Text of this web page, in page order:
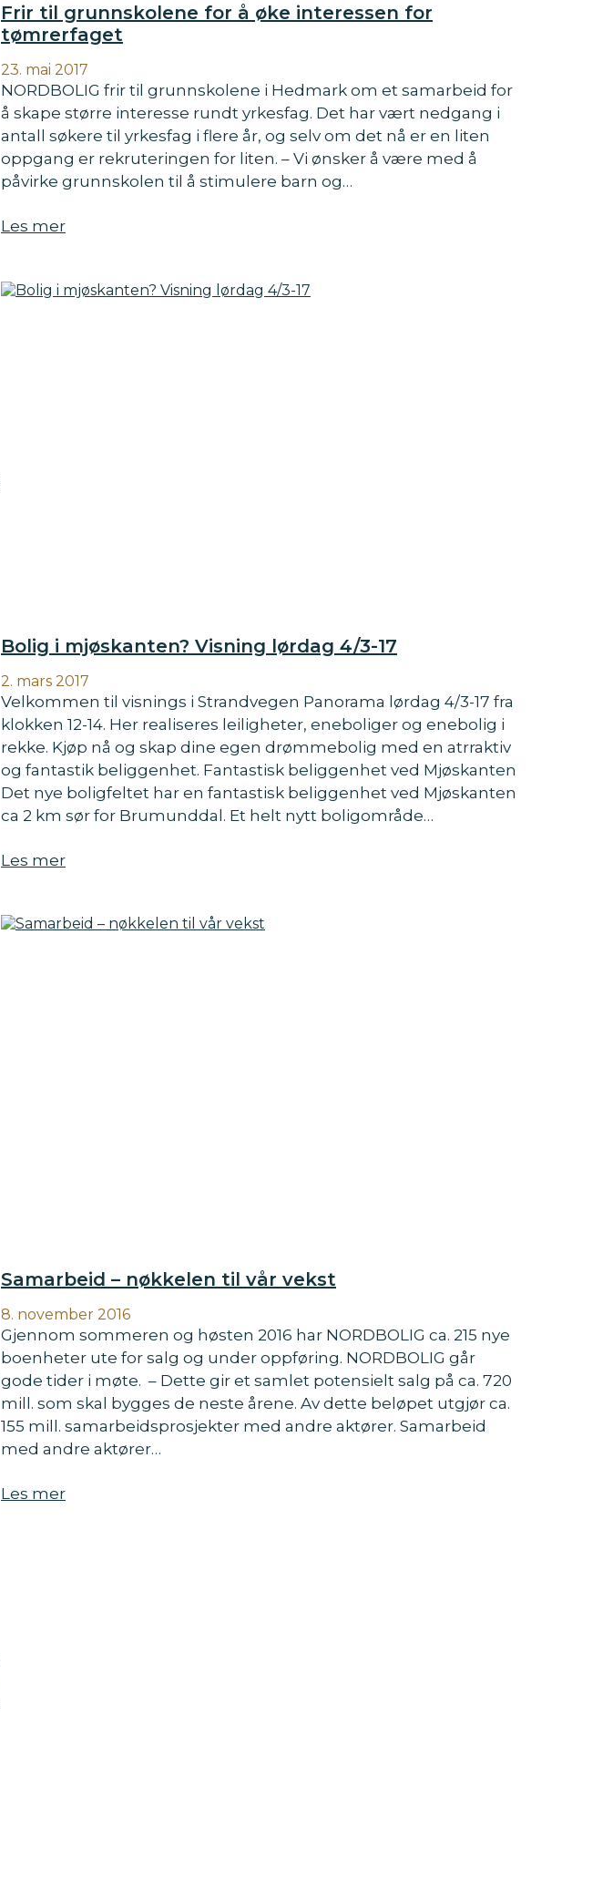
Frir til grunnskolene for å øke interessen for
tømrerfaget
23. mai 2017
NORDBOLIG frir til grunnskolene i Hedmark om et samarbeid for
å skape større interesse rundt yrkesfag. Det har vært nedgang i
antall søkere til yrkesfag i flere år, og selv om det nå er en liten
oppgang er rekruteringen for liten. – Vi ønsker å være med å
påvirke grunnskolen til å stimulere barn og…
Les mer
Bolig i mjøskanten? Visning lørdag 4/3-17
2. mars 2017
Velkommen til visnings i Strandvegen Panorama lørdag 4/3-17 fra
klokken 12-14. Her realiseres leiligheter, eneboliger og enebolig i
rekke. Kjøp nå og skap dine egen drømmebolig med en atrraktiv
og fantastik beliggenhet. Fantastisk beliggenhet ved Mjøskanten
Det nye boligfeltet har en fantastisk beliggenhet ved Mjøskanten
ca 2 km sør for Brumunddal. Et helt nytt boligområde…
Les mer
Samarbeid – nøkkelen til vår vekst
8. november 2016
Gjennom sommeren og høsten 2016 har NORDBOLIG ca. 215 nye
boenheter ute for salg og under oppføring. NORDBOLIG går
gode tider i møte. – Dette gir et samlet potensielt salg på ca. 720
mill. som skal bygges de neste årene. Av dette beløpet utgjør ca.
155 mill. samarbeidsprosjekter med andre aktører. Samarbeid
med andre aktører…
Les mer